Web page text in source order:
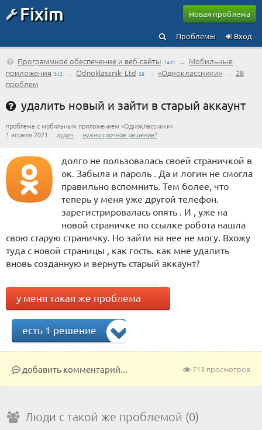
Fixim Новая проблема
Вход
Проблемы
Программное обеспечение и веб-сайты 7431 → Мобильные
приложения 342 → Odnoklassniki Ltd 28 → «Одноклассники» → 28
проблем
удалить новый и зайти в старый аккаунт
проблема с мобильным приложением «Одноклассники»
1 апреля 2021 дудич нужно срочное решение?
долго не пользовалась своей страничкой в
ок. Забыла и пароль . Да и логин не смогла
правильно вспомнить. Тем более, что
теперь у меня уже другой телефон.
зарегистрировалась опять . И , уже на
новой страничке по ссылке робота нашла
свою старую страничку. Но зайти на нее не могу. Вхожу
туда с новой страницы , как гость. как мне удалить
вновь созданную и вернуть старый аккаунт?
у меня такая же проблема
есть 1 решение
713 просмотров
добавить комментарий...
Люди с такой же проблемой (0)